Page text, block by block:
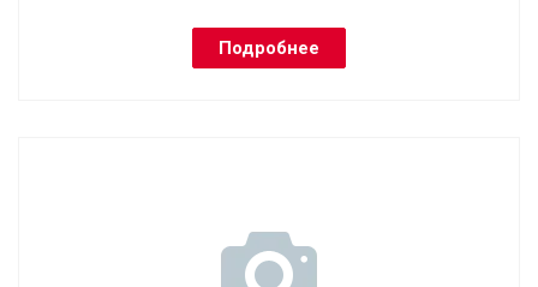
Подробнее